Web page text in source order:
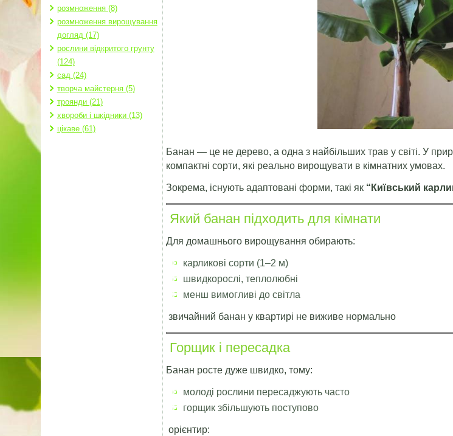
розмноження (8)
розмноження вирощування
догляд (17)
рослини відкритого грунту
(124)
сад (24)
творча майстерня (5)
троянди (21)
хвороби і шкідники (13)
цікаве (61)
Банан — це не дерево, а одна з найбільших трав у світі. У
компактні сорти, які реально вирощувати в кімнатних умовах.
Зокрема, існують адаптовані форми, такі як “Київський
Який банан підходить для кімнати
Для домашнього вирощування обирають:
карликові сорти (1–2 м)
швидкорослі, теплолюбні
менш вимогливі до світла
звичайний банан у квартирі не виживе нормально
Горщик і пересадка
Банан росте дуже швидко, тому:
молоді рослини пересаджують часто
горщик збільшують поступово
орієнтир: